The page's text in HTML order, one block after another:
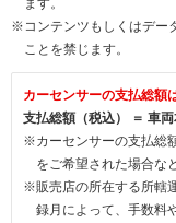
※コンテンツもしくはデー
ことを禁じます。
カーセンサーの支払総額
支払総額（税込） ＝ 車
※カーセンサーの支払総
をご希望された場合な
※販売店の所在する所轄
録月によって、手数料